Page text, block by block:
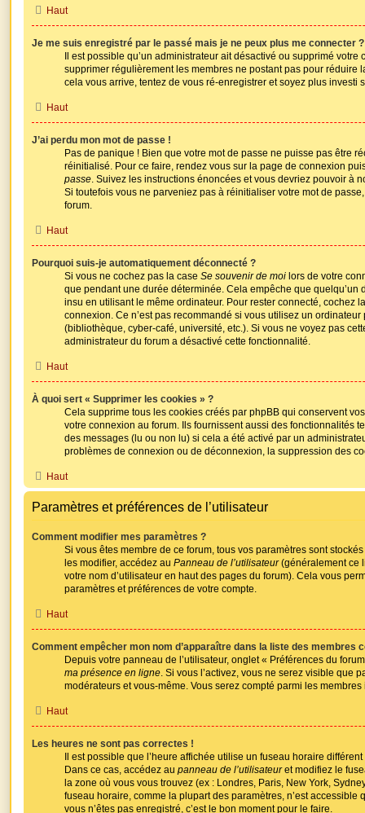
Haut
Je me suis enregistré par le passé mais je ne peux plus me connecter
Il est possible qu’un administrateur ait désactivé ou supprimé votre
supprimer régulièrement les membres ne postant pas pour réduire
cela vous arrive, tentez de vous ré-enregistrer et soyez plus investi
Haut
J’ai perdu mon mot de passe !
Pas de panique ! Bien que votre mot de passe ne puisse pas être
réinitialisé. Pour ce faire, rendez vous sur la page de connexion
passe . Suivez les instructions énoncées et vous devriez pouvoir à
Si toutefois vous ne parveniez pas à réinitialiser votre mot de
forum.
Haut
Pourquoi suis-je automatiquement déconnecté ?
Si vous ne cochez pas la case Se souvenir de moi lors de votre
que pendant une durée déterminée. Cela empêche que quelqu’un
insu en utilisant le même ordinateur. Pour rester connecté, cochez
connexion. Ce n’est pas recommandé si vous utilisez un
(bibliothèque, cyber-café, université, etc.). Si vous ne voyez pas
administrateur du forum a désactivé cette fonctionnalité.
Haut
À quoi sert « Supprimer les cookies » ?
Cela supprime tous les cookies créés par phpBB qui conservent
votre connexion au forum. Ils fournissent aussi des fonctionnalités
des messages (lu ou non lu) si cela a été activé par un
problèmes de connexion ou de déconnexion, la suppression des
Haut
Paramètres et préférences de l’utilisateur
Comment modifier mes paramètres ?
Si vous êtes membre de ce forum, tous vos paramètres sont
les modifier, accédez au Panneau de l’utilisateur(généralement ce
votre nom d’utilisateur en haut des pages du forum). Cela vous
paramètres et préférences de votre compte.
Haut
Comment empêcher mon nom d’apparaître dans la liste des membres
Depuis votre panneau de l’utilisateur, onglet « Préférences du
ma présence en ligne . Si vous l’activez, vous ne serez visible que
modérateurs et vous-même. Vous serez compté parmi les
Haut
Les heures ne sont pas correctes !
Il est possible que l’heure affichée utilise un fuseau horaire
Dans ce cas, accédez au panneau de l’utilisateuret modifiez le
la zone où vous vous trouvez (ex : Londres, Paris, New York,
fuseau horaire, comme la plupart des paramètres, n’est accessible
vous n’êtes pas enregistré, c’est le bon moment pour le faire.